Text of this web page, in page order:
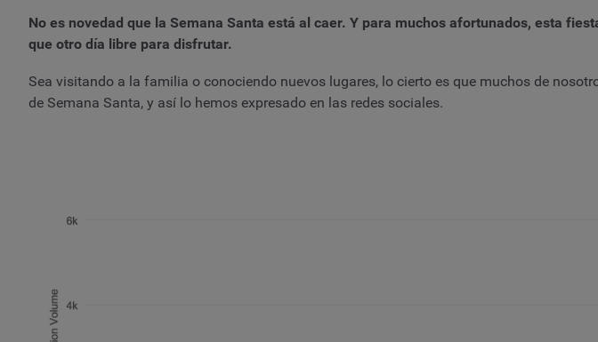
No es novedad que la Semana Santa está al caer. Y para muchos afortunados, esta
que otro día libre para disfrutar.
Sea visitando a la familia o conociendo nuevos lugares, lo cierto es que muchos de
de Semana Santa, y así lo hemos expresado en las redes sociales.